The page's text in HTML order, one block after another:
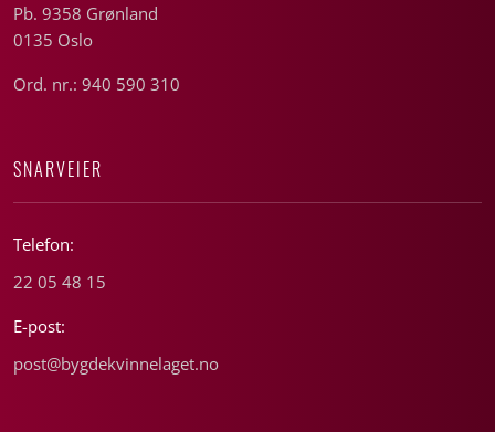
Pb. 9358 Grønland
0135 Oslo
Ord. nr.: 940 590 310
SNARVEIER
Telefon:
22 05 48 15
E-post:
post@bygdekvinnelaget.no